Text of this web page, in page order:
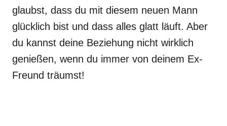
glaubst, dass du mit diesem neuen Mann
glücklich bist und dass alles glatt läuft. Aber
du kannst deine Beziehung nicht wirklich
genießen, wenn du immer von deinem Ex-
Freund träumst!